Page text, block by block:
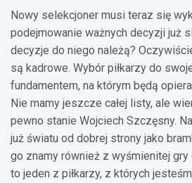
Nowy selekcjoner musi teraz się
podejmowanie ważnych decyzji już
decyzje do niego należą?
są kadrowe. Wybór piłkarzy do
fundamentem, na którym będą
Nie mamy jeszcze całej listy, ale
pewno stanie Wojciech Szczęsny.
już światu od dobrej strony jako
go znamy również z wyśmienitej
to jeden z piłkarzy, z których